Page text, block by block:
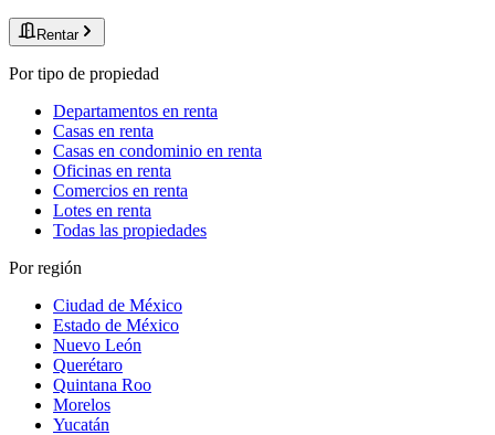
Rentar
Por tipo de propiedad
Departamentos en renta
Casas en renta
Casas en condominio en renta
Oficinas en renta
Comercios en renta
Lotes en renta
Todas las propiedades
Por región
Ciudad de México
Estado de México
Nuevo León
Querétaro
Quintana Roo
Morelos
Yucatán